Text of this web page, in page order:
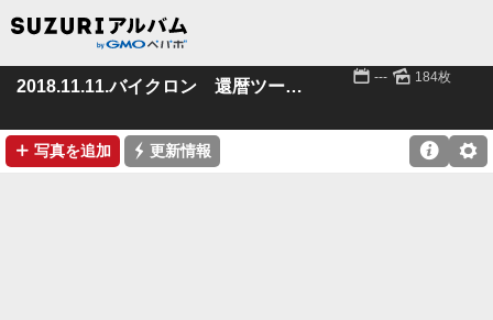
2018.11.11.バイクロン 還暦ツーリング 📅 --- 🌄 184枚
➕ 写真を追加 ⚡ 更新情報 ⚙
